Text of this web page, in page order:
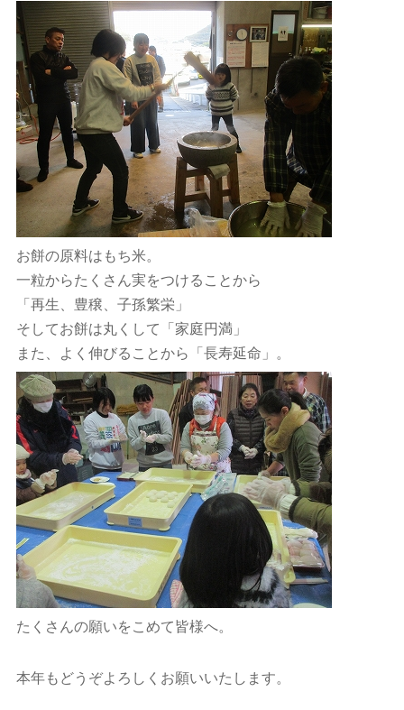
お餅の原料はもち米。
一粒からたくさん実をつけることから
「再生、豊穣、子孫繁栄」
そしてお餅は丸くして「家庭円満」
また、よく伸びることから「長寿延命」。
たくさんの願いをこめて皆様へ。
本年もどうぞよろしくお願いいたします。